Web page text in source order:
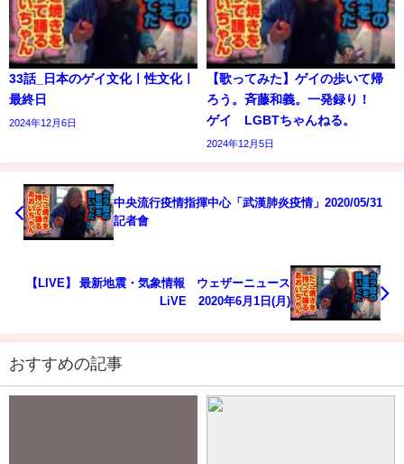
33話_日本のゲイ文化ㅣ性文化ㅣ
最終日
2024年12月6日
【歌ってみた】ゲイの歩いて帰
ろう。斉藤和義。一発録り！
ゲイ LGBTちゃんねる。
2024年12月5日
中央流行疫情指揮中心「武漢肺炎疫情」2020/05/31
記者會
【LIVE】 最新地震・気象情報 ウェザーニュース
LiVE 2020年6月1日(月)
おすすめの記事